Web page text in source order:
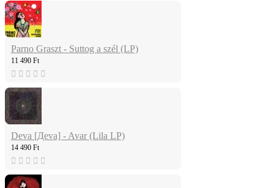
Parno Graszt - Suttog a szél (LP)
11 490 Ft
Deva [Дeva] - Avar (Lila LP)
14 490 Ft